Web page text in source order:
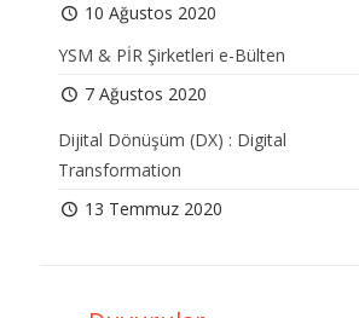
10 Ağustos 2020
YSM & PİR Şirketleri e-Bülten
7 Ağustos 2020
Dijital Dönüşüm (DX) : Digital
Transformation
13 Temmuz 2020